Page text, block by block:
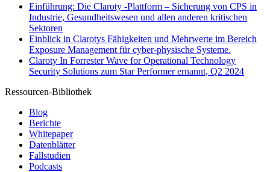
Einführung: Die Claroty -Plattform – Sicherung von CPS in
Industrie, Gesundheitswesen und allen anderen kritischen
Sektoren
Einblick in Clarotys Fähigkeiten und Mehrwerte im Bereich
Exposure Management für cyber-physische Systeme.
Claroty In Forrester Wave for Operational Technology
Security Solutions zum Star Performer ernannt, Q2 2024
Ressourcen-Bibliothek
Blog
Berichte
Whitepaper
Datenblätter
Fallstudien
Podcasts